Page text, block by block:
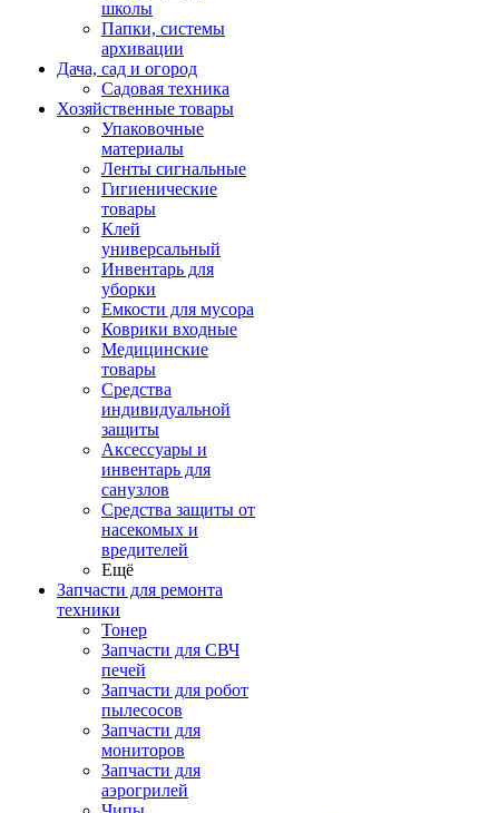
школы
Папки, системы
архивации
Дача, сад и огород
Садовая техника
Хозяйственные товары
Упаковочные
материалы
Ленты сигнальные
Гигиенические
товары
Клей
универсальный
Инвентарь для
уборки
Емкости для мусора
Коврики входные
Медицинские
товары
Средства
индивидуальной
защиты
Аксессуары и
инвентарь для
санузлов
Средства защиты от
насекомых и
вредителей
Ещё
Запчасти для ремонта
техники
Тонер
Запчасти для СВЧ
печей
Запчасти для робот
пылесосов
Запчасти для
мониторов
Запчасти для
аэрогрилей